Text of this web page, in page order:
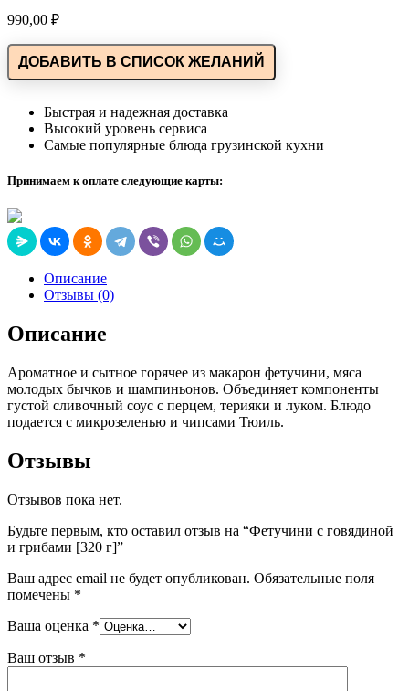
990,00 ₽
ДОБАВИТЬ В СПИСОК ЖЕЛАНИЙ
Быстрая и надежная доставка
Высокий уровень сервиса
Самые популярные блюда грузинской кухни
Принимаем к оплате следующие карты:
Описание
Отзывы (0)
Описание
Ароматное и сытное горячее из макарон фетучини, мяса
молодых бычков и шампиньонов. Объединяет компоненты
густой сливочный соус с перцем, терияки и луком. Блюдо
подается с микрозеленью и чипсами Тюиль.
Отзывы
Отзывов пока нет.
Будьте первым, кто оставил отзыв на “Фетучини с говядиной
и грибами [320 г]”
Ваш адрес email не будет опубликован. Обязательные поля
помечены *
Ваша оценка *
Ваш отзыв *